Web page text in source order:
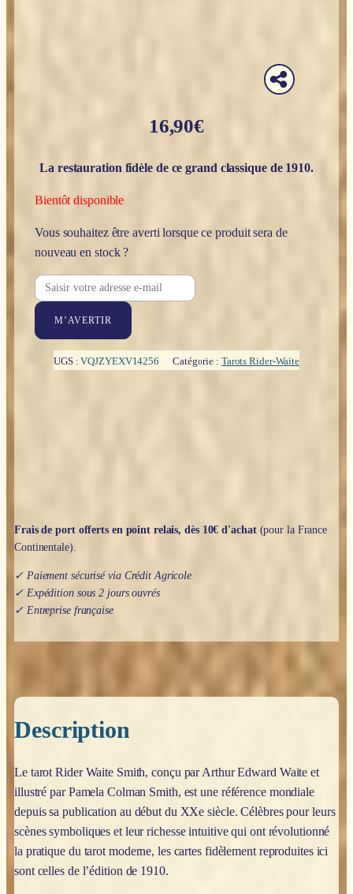
16,90€
La restauration fidèle de ce grand classique de 1910.
Bientôt disponible
Vous souhaitez être averti lorsque ce produit sera de
nouveau en stock ?
M’AVERTIR
UGS :VQJZYEXV14256 Catégorie : Tarots Rider-Waite
Frais de port offerts en point relais, dès 10€ d'achat(pour la France
Continentale).
✓ Paiement sécurisé via Crédit Agricole
✓ Expédition sous 2 jours ouvrés
✓ Entreprise française
Description
Le tarot Rider Waite Smith, conçu par Arthur Edward Waite et
illustré par Pamela Colman Smith, est une référence mondiale
depuis sa publication au début du XXe siècle. Célèbres pour leurs
scènes symboliques et leur richesse intuitive qui ont révolutionné
la pratique du tarot moderne, les cartes fidèlement reproduites ici
sont celles de l’édition de 1910.